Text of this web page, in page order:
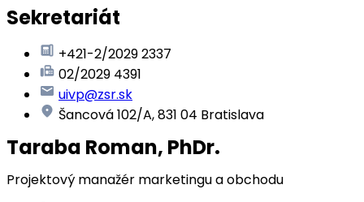
Sekretariát
+421-2/2029 2337
02/2029 4391
uivp@zsr.sk
Šancová 102/A, 831 04 Bratislava
Taraba Roman, PhDr.
Projektový manažér marketingu a obchodu